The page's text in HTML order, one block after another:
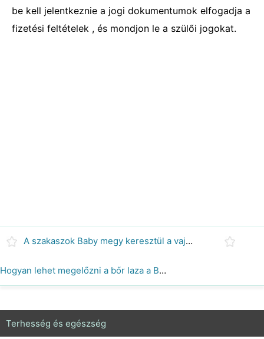
be kell jelentkeznie a jogi dokumentumok elfogadja a
fizetési feltételek , és mondjon le a szülői jogokat.
A szakaszok Baby megy keresztül a vajúdás
Hogyan lehet megelőzni a bőr laza a Belly terhesség után
Terhesség és egészség